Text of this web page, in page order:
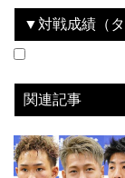
▼対戦成績（タ
関連記事